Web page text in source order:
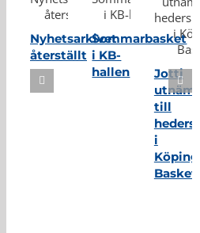
Nyhetsarkivet
återställt
Sommarbasket
i KB-
hallen
Jotti
till
i
Köping
Basket